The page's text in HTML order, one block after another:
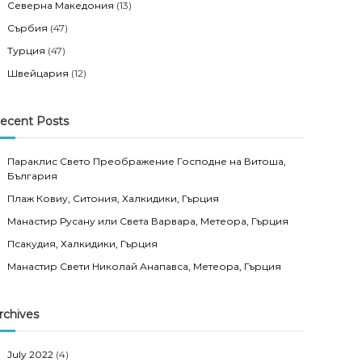
Северна Македония (13)
Сърбия (47)
Турция (47)
Швейцария (12)
Posts
Параклис Свето Преображение Господне на Витоша,
България
Плаж Ковиу, Ситония, Халкидики, Гърция
Манастир Русану или Света Варвара, Метеора, Гърция
Псакудия, Халкидики, Гърция
Манастир Свети Николай Анапавса, Метеора, Гърция
July 2022 (4)